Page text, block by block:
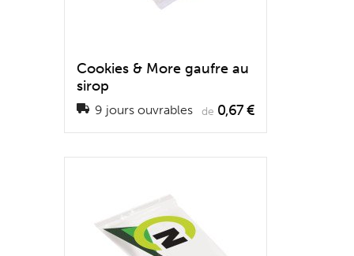
Cookies & More gaufre au
sirop
9 jours ouvrables de 0,67 €